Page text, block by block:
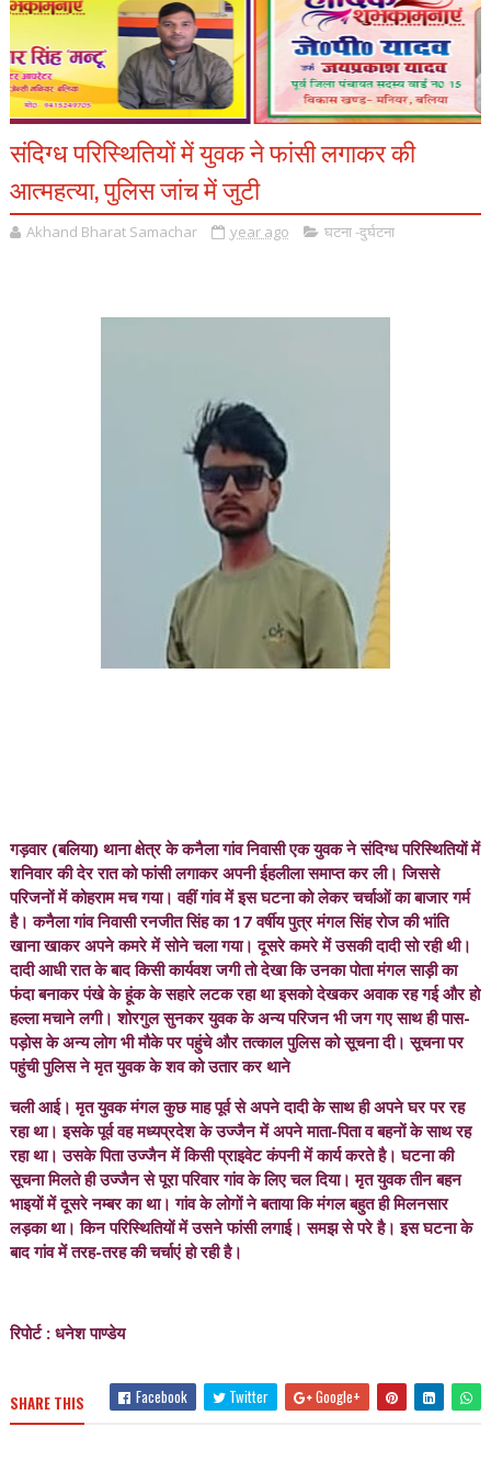
संदिग्ध परिस्थितियों में युवक ने फांसी लगाकर की
आत्महत्या, पुलिस जांच में जुटी
Akhand Bharat Samachar year ago घटना -दुर्घटना
गड़वार (बलिया) थाना क्षेत्र के कनैला गांव निवासी एक युवक ने संदिग्ध परिस्थितियों में
शनिवार की देर रात को फांसी लगाकर अपनी ईहलीला समाप्त कर ली। जिससे
परिजनों में कोहराम मच गया। वहीं गांव में इस घटना को लेकर चर्चाओं का बाजार गर्म
है। कनैला गांव निवासी रनजीत सिंह का 17 वर्षीय पुत्र मंगल सिंह रोज की भांति
खाना खाकर अपने कमरे में सोने चला गया। दूसरे कमरे में उसकी दादी सो रही थी।
दादी आधी रात के बाद किसी कार्यवश जगी तो देखा कि उनका पोता मंगल साड़ी का
फंदा बनाकर पंखे के हूंक के सहारे लटक रहा था इसको देखकर अवाक रह गई और हो
हल्ला मचाने लगी। शोरगुल सुनकर युवक के अन्य परिजन भी जग गए साथ ही पास-
पड़ोस के अन्य लोग भी मौके पर पहुंचे और तत्काल पुलिस को सूचना दी। सूचना पर
पहुंची पुलिस ने मृत युवक के शव को उतार कर थाने
चली आई। मृत युवक मंगल कुछ माह पूर्व से अपने दादी के साथ ही अपने घर पर रह
रहा था। इसके पूर्व वह मध्यप्रदेश के उज्जैन में अपने माता-पिता व बहनों के साथ रह
रहा था। उसके पिता उज्जैन में किसी प्राइवेट कंपनी में कार्य करते है। घटना की
सूचना मिलते ही उज्जैन से पूरा परिवार गांव के लिए चल दिया। मृत युवक तीन बहन
भाइयों में दूसरे नम्बर का था। गांव के लोगों ने बताया कि मंगल बहुत ही मिलनसार
लड़का था। किन परिस्थितियों में उसने फांसी लगाई। समझ से परे है। इस घटना के
बाद गांव में तरह-तरह की चर्चाएं हो रही है।
रिपोर्ट : धनेश पाण्डेय
SHARE THIS Facebook Twitter Google+